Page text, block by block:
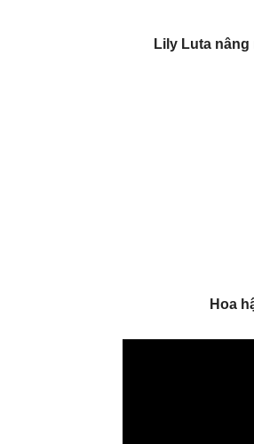
Lily Luta
Hoa